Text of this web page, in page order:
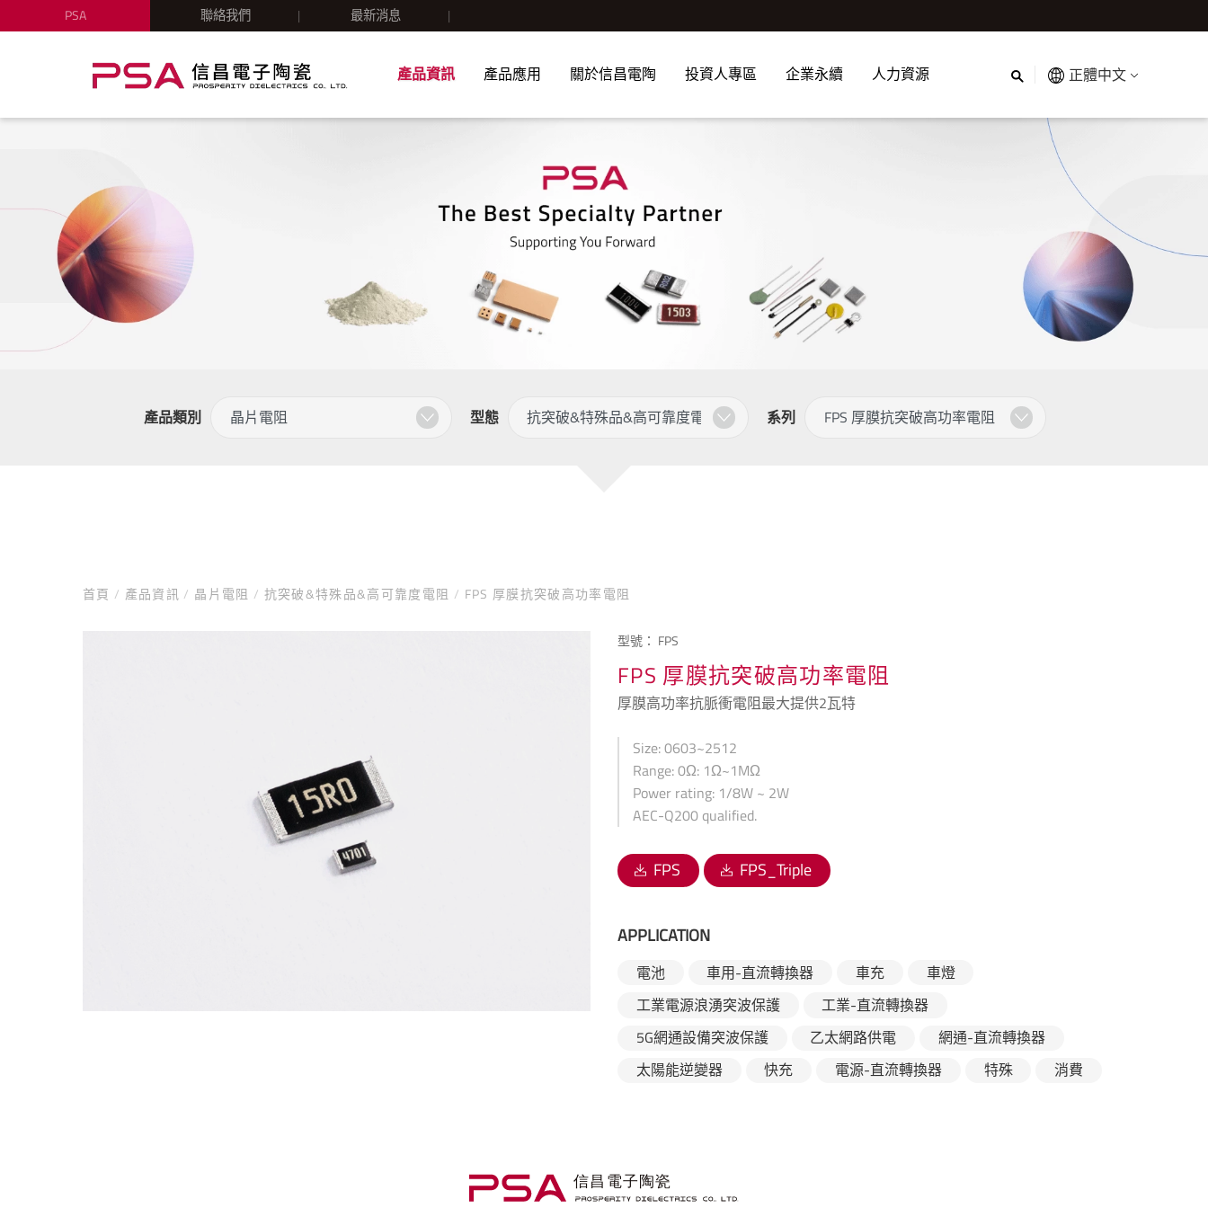
PSA 聯絡我們 最新消息
產品資訊 產品應用 關於信昌電陶 投資人專區 企業永續 人力資源 正體中文
產品類別 型態 系列
首頁 / 產品資訊 / 晶片電阻 / 抗突破&特殊品&高可靠度電阻 / FPS 厚膜抗突破高功率電阻
型號： FPS
FPS 厚膜抗突破高功率電阻
厚膜高功率抗脈衝電阻最大提供2瓦特
Size: 0603~2512
Range: 0Ω: 1Ω~1MΩ
Power rating: 1/8W ~ 2W
AEC-Q200 qualified.
FPS FPS_Triple
APPLICATION
電池 車用-直流轉換器 車充
車燈
工業電源浪湧突波保護
工業-直流轉換器
5G網通設備突波保護
乙太網路供電
網通-直流轉換器
太陽能逆變器
快充 電源-直流轉換器 特殊 消費